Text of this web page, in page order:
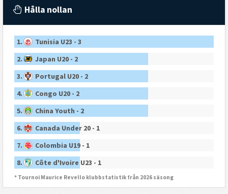
Hålla nollan
1.
Tunisia U23 - 3
2.
Japan U20 - 2
3.
Portugal U20 - 2
4.
Congo U20 - 2
5.
China Youth - 2
6.
Canada Under 20 - 1
7.
Colombia U19 - 1
8.
Côte d'Ivoire U23 - 1
* Tournoi Maurice Revello klubbstatistik från 2026 säsong